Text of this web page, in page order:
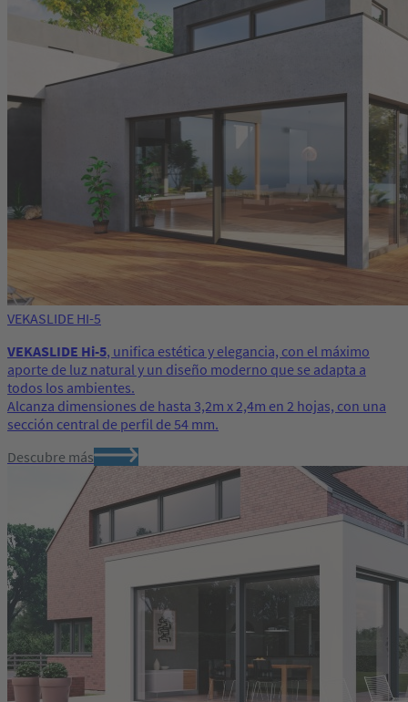
VEKASLIDE HI-5
VEKASLIDE Hi-5, unifica estética y elegancia, con el máximo
aporte de luz natural y un diseño moderno que se adapta a
todos los ambientes.
Alcanza dimensiones de hasta 3,2m x 2,4m en 2 hojas, con una
sección central de perfil de 54 mm.
Descubre más